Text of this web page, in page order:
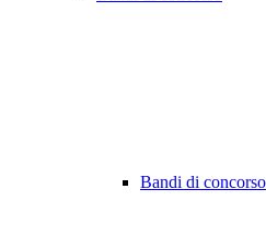
Bandi di concorso